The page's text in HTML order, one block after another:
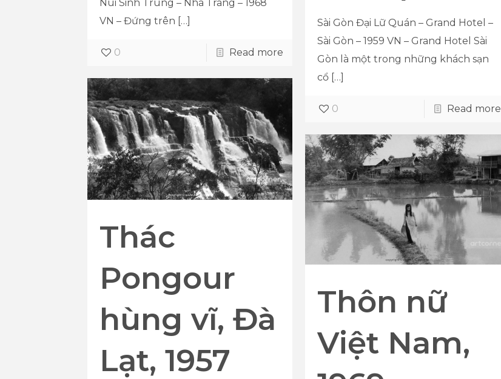
Núi Sinh Trung – Nha Trang – 1968
VN – Đứng trên […]
0 Read more
Sài Gòn Đại Lữ Quán – Grand Hotel –
Sài Gòn – 1959 VN – Grand Hotel Sài
Gòn là một trong những khách sạn
cổ […]
0 Read more
Thác
Pongour
hùng vĩ, Đà
Lạt, 1957
Thôn nữ
Việt Nam,